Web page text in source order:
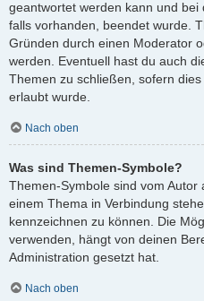
geantwortet werden kann und bei
falls vorhanden, beendet wurde.
Gründen durch einen Moderator
werden. Eventuell hast du auch
Themen zu schließen, sofern
erlaubt wurde.
Nach oben
Was sind Themen-Symbole?
Themen-Symbole sind vom Autor
einem Thema in Verbindung
kennzeichnen zu können. Die
verwenden, hängt von deinen
Administration gesetzt hat.
Nach oben